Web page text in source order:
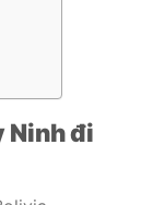
Ninh đi